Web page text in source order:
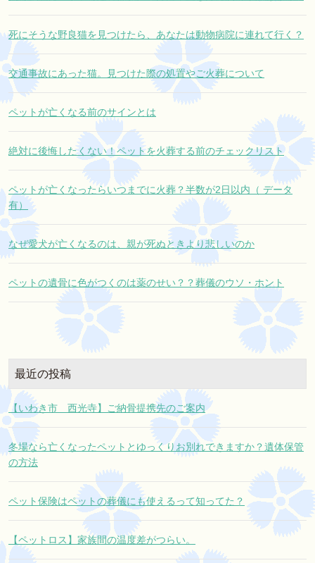
死にそうな野良猫を見つけたら、あなたは動物病院に連れて行く？
交通事故にあった猫。見つけた際の処置やご火葬について
ペットが亡くなる前のサインとは
絶対に後悔したくない！ペットを火葬する前のチェックリスト
ペットが亡くなったらいつまでに火葬？半数が2日以内（ データ
有）
なぜ愛犬が亡くなるのは、親が死ぬときより悲しいのか
ペットの遺骨に色がつくのは薬のせい？？葬儀のウソ・ホント
最近の投稿
【いわき市 西光寺】ご納骨提携先のご案内
冬場なら亡くなったペットとゆっくりお別れできますか？遺体保管
の方法
ペット保険はペットの葬儀にも使えるって知ってた？
【ペットロス】家族間の温度差がつらい。